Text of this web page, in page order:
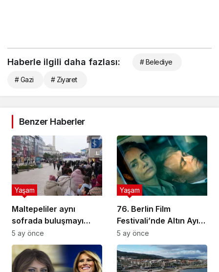
Haberle ilgili daha fazlası: # Belediye
# Gazi # Ziyaret
Benzer Haberler
Maltepeliler aynı
sofrada buluşmayı
sürdürüyor
Yaşam
5 ay önce
76. Berlin Film
Festivali’nde Altın Ayı
ödülünü Sarı Zarflar
kazandı
Yaşam
5 ay önce